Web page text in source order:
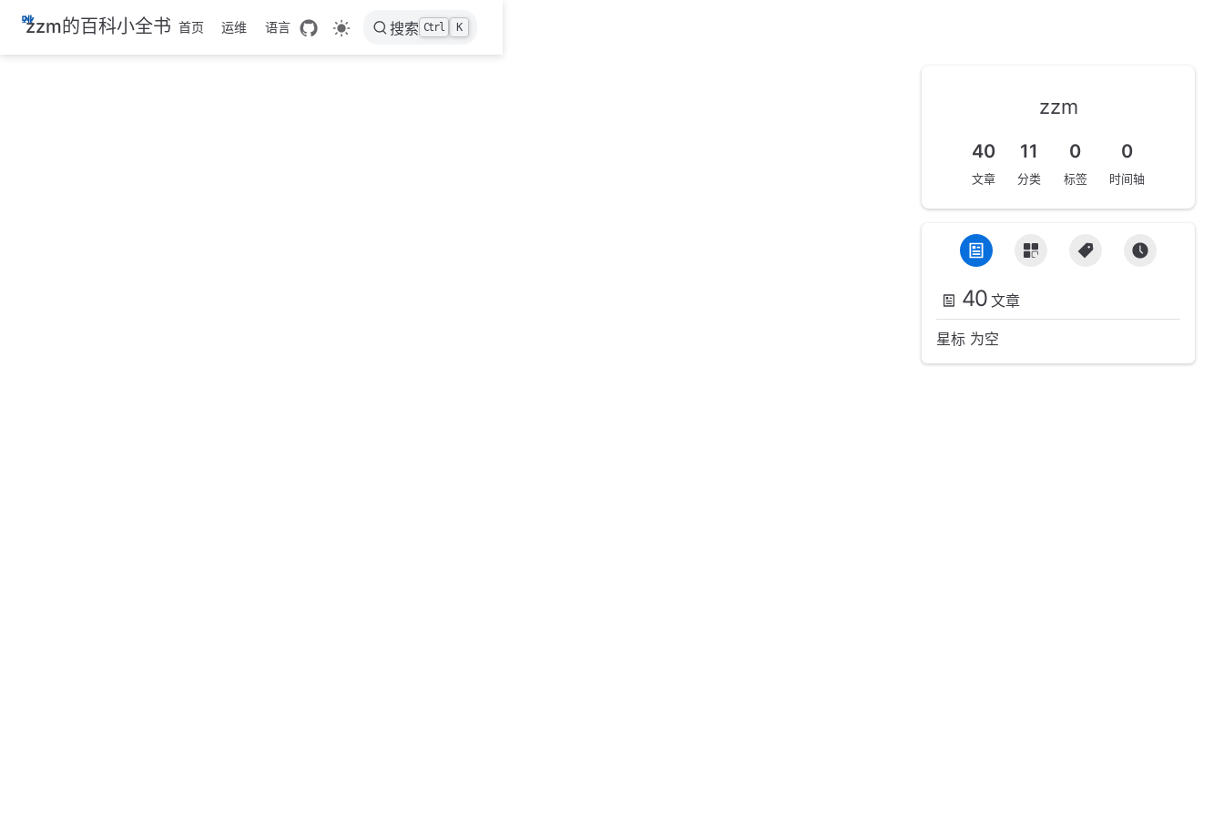
跳
主
zzm的百科小全书 首页 运维 语言 搜索 Ctrl K
zzm
40
文章
11
分类
0
标签
0
时间轴
40 文章
星标 为空